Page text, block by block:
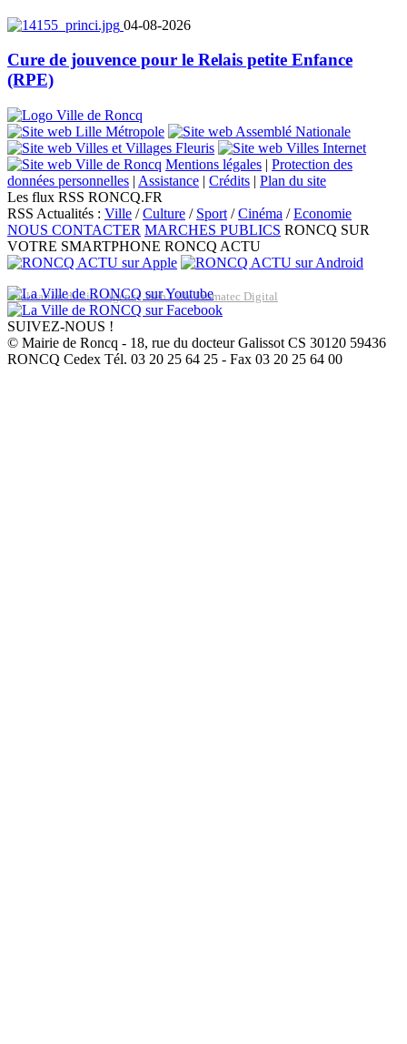
04-08-2026
Cure de jouvence pour le Relais petite Enfance
(RPE)
Mentions légales | Protection des
données personnelles | Assistance | Crédits | Plan du site
Les flux RSS RONCQ.FR
RSS Actualités : Ville /Culture / Sport /Cinéma /Economie
NOUS CONTACTER MARCHES PUBLICS RONCQ SUR
VOTRE SMARTPHONE RONCQ ACTU
Réalisation du site: Agence Web Lille Promatec Digital
SUIVEZ-NOUS !
© Mairie de Roncq - 18, rue du docteur Galissot CS 30120 59436
RONCQ Cedex Tél. 03 20 25 64 25 - Fax 03 20 25 64 00